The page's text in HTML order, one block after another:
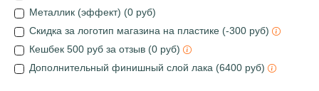
Металлик (эффект) (0 руб)
Скидка за логотип магазина на пластике (-300 руб)
Кешбек 500 руб за отзыв (0 руб)
Дополнительный финишный слой лака (6400 руб)